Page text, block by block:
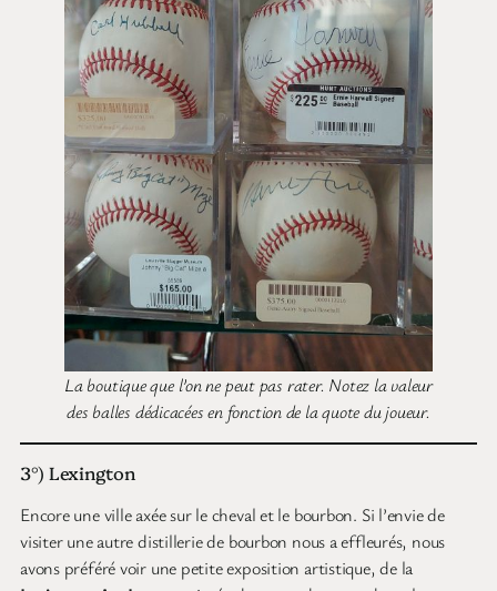
La boutique que l’on ne peut pas rater. Notez la valeur
des balles dédicacées en fonction de la quote du joueur.
3°) Lexington
Encore une ville axée sur le cheval et le bourbon. Si l’envie de
visiter une autre distillerie de bourbon nous a effleurés, nous
avons préféré voir une petite exposition artistique, de la